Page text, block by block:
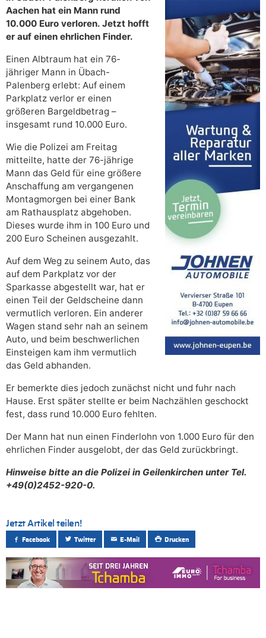
Aachen hat ein Mann rund
10.000 Euro verloren. Jetzt hofft
er auf einen ehrlichen Finder.
Einen Albtraum hat ein 76-
jähriger Mann in Übach-
Palenberg erlebt: Auf einem
Parkplatz verlor er einen
größeren Bargeldbetrag –
insgesamt rund 10.000 Euro.
Wie die Polizei am Freitag
mitteilte, hatte der 76-jährige
Mann das Geld für eine größere
Anschaffung am vergangenen
Montagmorgen bei einer Bank
am Rathausplatz abgehoben.
Dieses wurde ihm in 100 Euro und
200 Euro Scheinen ausgezahlt.
Auf dem Weg zu seinem Auto, das
auf dem Parkplatz vor der
Sparkasse abgestellt war, hat er
einen Teil der Geldscheine dann
vermutlich verloren. Ein anderer
Wagen stand sehr nah an seinem
Auto, und beim beschwerlichen
Einsteigen kam ihm vermutlich
das Geld abhanden.
Er bemerkte dies jedoch zunächst nicht und fuhr nach
Hause. Erst später stellte er beim Nachzählen geschockt
fest, dass rund 10.000 Euro fehlten.
Der Mann hat nun einen Finderlohn von 1.000 Euro für den
ehrlichen Finder ausgelobt, der das Geld zurückbringt.
Hinweise bitte an die Polizei in Geilenkirchen unter Tel.
+49(0)2452-920-0.
Jetzt Artikel teilen!
Facebook Twitter E-Mail Drucken